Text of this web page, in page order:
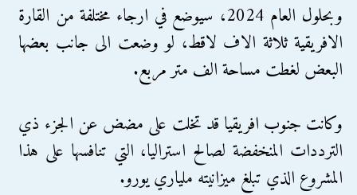
وبحلول العام 2024، سيوضع في ارجاء مختلفة من القارة
الافريقية ثلاثة الاف لاقط، لو وضعت الى جانب بعضها
البعض لغطت مساحة الف متر مربع.
وكانت جنوب افريقيا قد تخلت على مضض عن الجزء ذي
الترددات المنخفضة لصالح استراليا، التي تنافسها على هذا
المشروع الذي تبلغ ميزانيته ملياري يورو.